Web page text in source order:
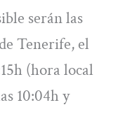
serán las
Tenerife, el
(hora local
10:04h y